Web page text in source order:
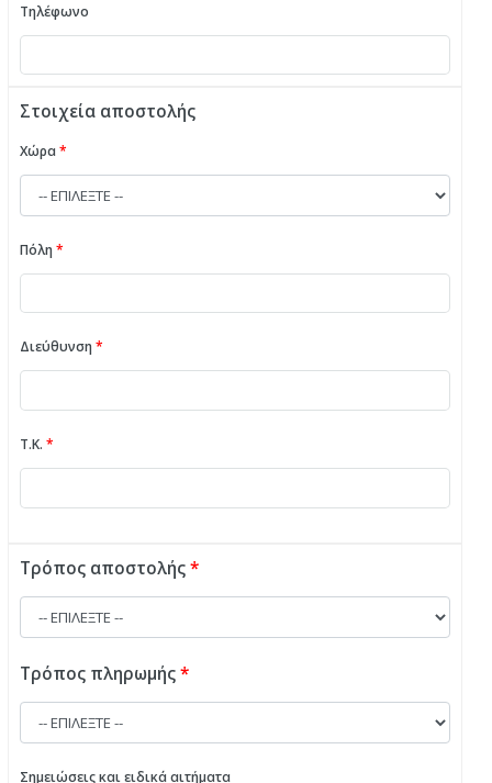
Τηλέφωνο
Στοιχεία αποστολής
Χώρα*
Πόλη *
Διεύθυνση *
Τ.Κ. *
Τρόπος αποστολής *
Τρόπος πληρωμής *
Σημειώσεις και ειδικά αιτήματα